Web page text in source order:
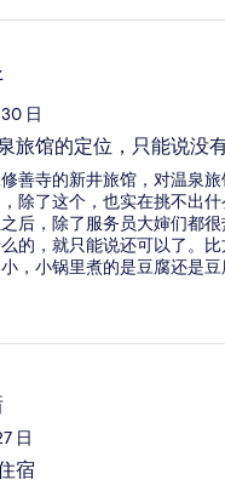
日
旅馆的定位，只能说没
善寺的新井旅馆，对温泉
除了这个，也实在挑不出
后，除了服务员大婶们都
的，就只能说还可以了。
小，小锅里煮的是豆腐还是
烧鱼的汤汁味道等等，就是
。 其实酒店名称叫三笠若草
日
宿